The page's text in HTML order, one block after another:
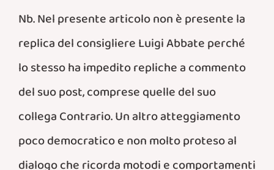
Nb. Nel presente articolo non è presente la
replica del consigliere Luigi Abbate perché
lo stesso ha impedito repliche a commento
del suo post, comprese quelle del suo
collega Contrario. Un altro atteggiamento
poco democratico e non molto proteso al